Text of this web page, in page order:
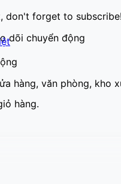
hàng.
don't forget to subscribe!
dõi chuyển động
hàng, văn phòng, kho